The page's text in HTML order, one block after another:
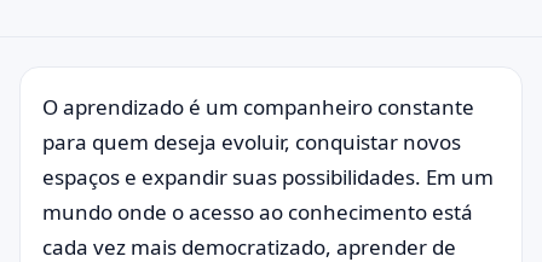
O aprendizado é um companheiro constante
para quem deseja evoluir, conquistar novos
espaços e expandir suas possibilidades. Em um
mundo onde o acesso ao conhecimento está
cada vez mais democratizado, aprender de